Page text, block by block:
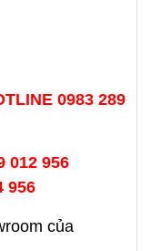
0983 289
012 956
956
của